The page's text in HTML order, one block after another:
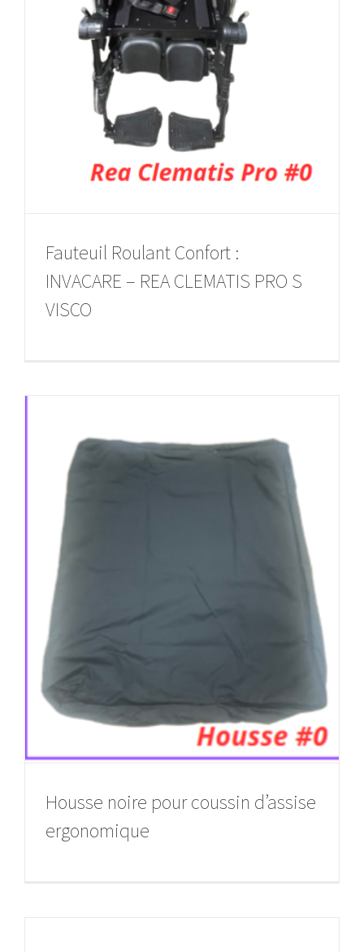
Fauteuil Roulant Confort :
INVACARE – REA CLEMATIS PRO S
VISCO
Housse noire pour coussin d’assise
ergonomique